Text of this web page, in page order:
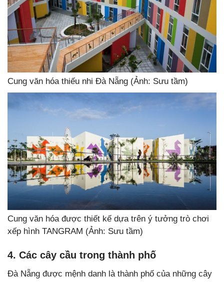
Cung văn hóa thiếu nhi Đà Nẵng (Ảnh: Sưu tầm)
Cung văn hóa được thiết kế dựa trên ý tưởng trò chơi
xếp hình TANGRAM (Ảnh: Sưu tầm)
4. Các cây cầu trong thành phố
Đà Nẵng được mệnh danh là thành phố của những cây